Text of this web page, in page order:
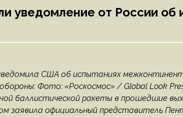
уведомление от России об
США об испытаниях
Фото: «Роскосмос» / Global Look
баллистической ракеты в прошедшие
заявила официальный представитель